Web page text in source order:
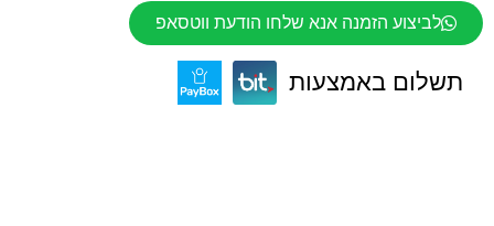
לביצוע הזמנה אנא שלחו הודעת ווטסאפ
תשלום באמצעות